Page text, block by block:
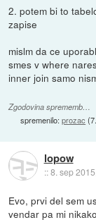
2. potem bi to
zapise
mislm da ce
smes v where
inner join samo
Zgodovina sprememb…
spremenilo:prozac (
lopow
::8. sep
Evo, prvi del sem
vendar pa mi